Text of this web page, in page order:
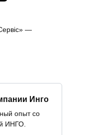
—
Инго
опыт со
ИНГО.